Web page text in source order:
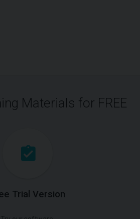
Materials for FREE
Trial Version